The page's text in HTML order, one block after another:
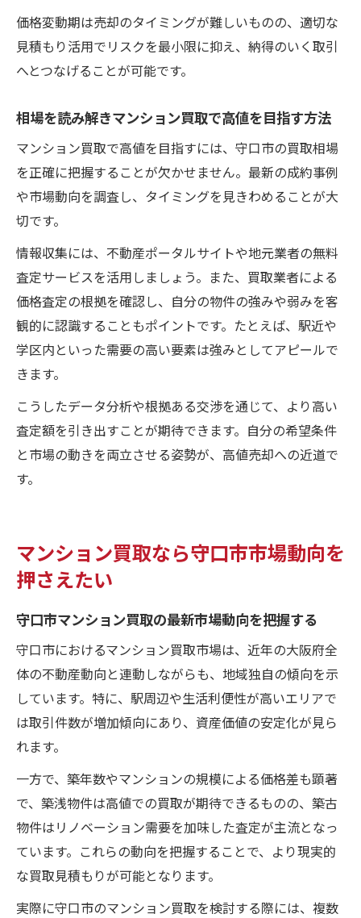
価格変動期は売却のタイミングが難しいものの、適切な
見積もり活用でリスクを最小限に抑え、納得のいく取引
へとつなげることが可能です。
相場を読み解きマンション買取で高値を目指す方法
マンション買取で高値を目指すには、守口市の買取相場
を正確に把握することが欠かせません。最新の成約事例
や市場動向を調査し、タイミングを見きわめることが大
切です。
情報収集には、不動産ポータルサイトや地元業者の無料
査定サービスを活用しましょう。また、買取業者による
価格査定の根拠を確認し、自分の物件の強みや弱みを客
観的に認識することもポイントです。たとえば、駅近や
学区内といった需要の高い要素は強みとしてアピールで
きます。
こうしたデータ分析や根拠ある交渉を通じて、より高い
査定額を引き出すことが期待できます。自分の希望条件
と市場の動きを両立させる姿勢が、高値売却への近道で
す。
マンション買取なら守口市市場動向を
押さえたい
守口市マンション買取の最新市場動向を把握する
守口市におけるマンション買取市場は、近年の大阪府全
体の不動産動向と連動しながらも、地域独自の傾向を示
しています。特に、駅周辺や生活利便性が高いエリアで
は取引件数が増加傾向にあり、資産価値の安定化が見ら
れます。
一方で、築年数やマンションの規模による価格差も顕著
で、築浅物件は高値での買取が期待できるものの、築古
物件はリノベーション需要を加味した査定が主流となっ
ています。これらの動向を把握することで、より現実的
な買取見積もりが可能となります。
実際に守口市のマンション買取を検討する際には、複数